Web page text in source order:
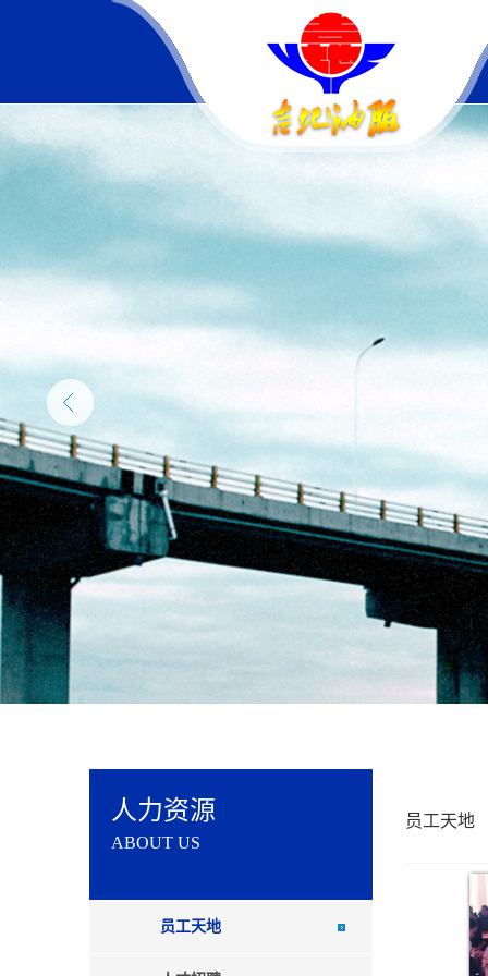
人力资源
ABOUT US
员工天地
员工天地